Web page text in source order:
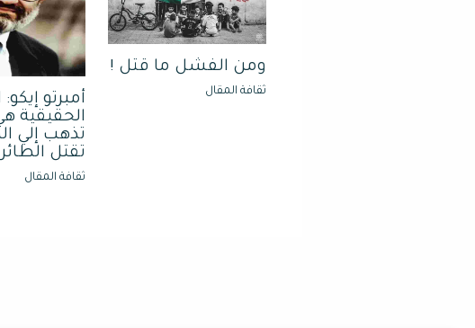
ومن الفشل ما قتل !
ثقافة المقال
أمبرتو
الحقيقية
تذهب إلي
تقتل الطائر
ثقافة المقال